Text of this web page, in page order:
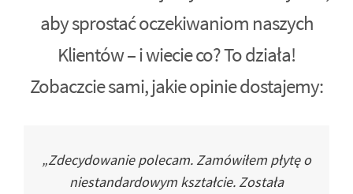
aby sprostać oczekiwaniom naszych
Klientów – i wiecie co? To działa!
Zobaczcie sami, jakie opinie dostajemy:
„Zdecydowanie polecam. Zamówiłem płytę o
niestandardowym kształcie. Została